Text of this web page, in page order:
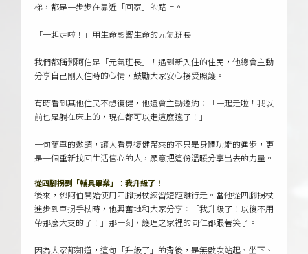
梯，都是一步步在靠近「回家」的路上。
「一起走啦！」用生命影響生命的元氣班長
我們都稱鄧阿伯是「元氣班長」！遇到新入住的住民，他總會主動
分享自己剛入住時的心情，鼓勵大家安心接受照護。
有時看到其他住民不想復健，他還會主動邀約：「一起走啦！我以
前也是躺在床上的，現在都可以走這麼遠了！」
一句簡單的邀請，讓人看見復健帶來的不只是身體功能的進步，更
是一個重新找回生活信心的人，願意把這份溫暖分享出去的力量。
從四腳拐到「輔具畢業」：我升級了！
後來，鄧阿伯開始使用四腳拐杖練習短距離行走。當他從四腳拐杖
進步到單拐手杖時，他興奮地和大家分享：「我升級了！以後不用
帶那麼大支的了！」那一刻，護理之家裡的同仁都跟著笑了。
因為大家都知道，這句「升級了」的背後，是無數次站起、坐下、